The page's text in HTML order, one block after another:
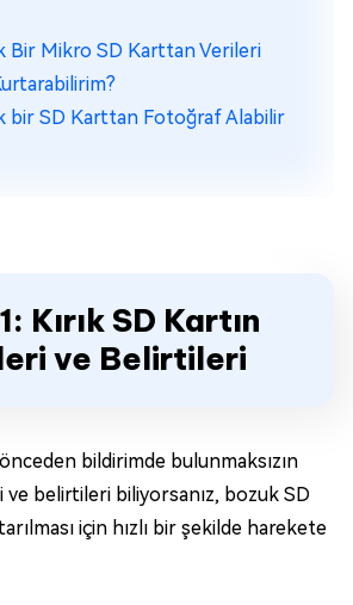
Bir Mikro SD Karttan Verileri
bir SD Karttan Fotoğraf Alabilir
Kırık SD Kartın
ve Belirtileri
bildirimde bulunmaksızın
belirtileri biliyorsanız, bozuk SD
için hızlı bir şekilde harekete